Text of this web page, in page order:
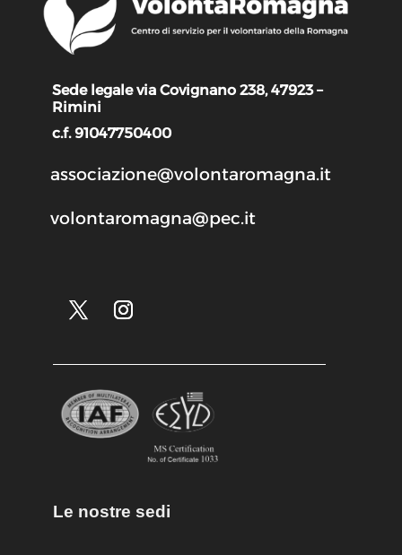
Sede legale via Covignano 238, 47923 –
Rimini
c.f. 91047750400
associazione@volontaromagna.it
volontaromagna@pec.it
Le nostre sedi